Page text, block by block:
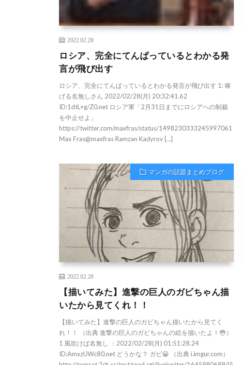
2022.02.28
ロシア、完全にてんぱっているとわかる発
言が飛び出す
ロシア、完全にてんぱっているとわかる発言が飛び出す 1: 稼
げる名無しさん 2022/02/28(月) 20:32:41.62
ID:1dtL+g/Z0.net ロシア軍「2月31日までにロシアへの制裁
を中止せよ」
https://twitter.com/maxfras/status/1498230333245997061
Max Fras@maxfras Ramzan Kadyrov […]
マンガの話題まとめブログ
2022.02.28
【描いてみた】進撃の巨人のガビちゃん描
いたから見てくれ！！
【描いてみた】進撃の巨人のガビちゃん描いたから見てく
れ！！ （出典 進撃の巨人のガビちゃんの絵を描いたよ！😳）
1 風吹けば名無し ：2022/02/28(月) 01:51:28.24
ID:AmxzUWc80.net どうかな？ ガビ😀 （出典 i.imgur.com）